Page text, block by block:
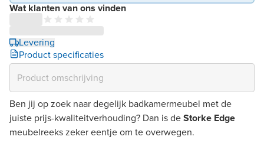
Wat klanten van ons vinden
Levering
Product specificaties
Ben jij op zoek naar degelijk badkamermeubel met de
juiste prijs-kwaliteitverhouding? Dan is deStorke Edge
meubelreeks zeker eentje om te overwegen.